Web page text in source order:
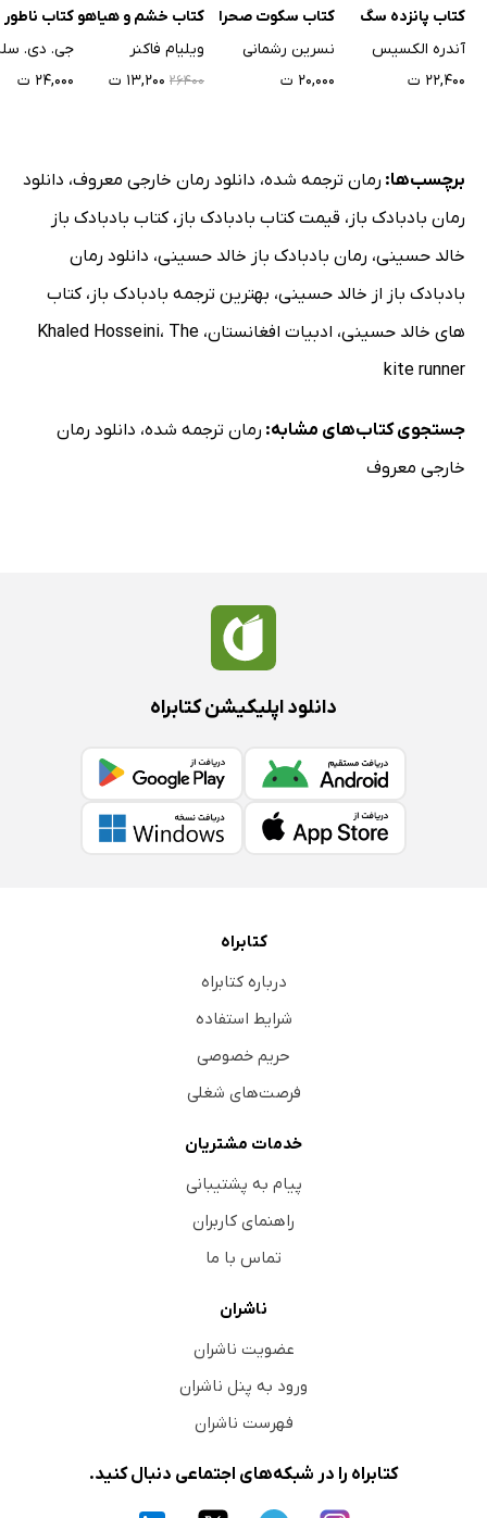
کتاب پانزده سگ
آندره الکسیس
۲۲,۴۰۰ ت
کتاب سکوت صحرا
نسرین رشمانی
۲۰,۰۰۰ ت
کتاب خشم و هیاهو
ویلیام فاکنر
۲۶۴۰۰ ۱۳,۲۰۰ ت
کتاب
جی. دی.
۲۴,۰۰۰ ت
برچسب‌ها: رمان ترجمه شده، دانلود رمان خارجی معروف، دانلود
رمان بادبادک باز ، قیمت کتاب بادبادک باز ،کتاب بادبادک باز
خالد حسینی، رمان بادبادک باز خالد حسینی، دانلود رمان
بادبادک باز از خالد حسینی، بهترین ترجمه بادبادک باز ،کتاب
های خالد حسینی، ادبیات افغانستان، Khaled Hosseini، ‭‭‭‭The
kite runner
جستجوی کتاب‌های مشابه: رمان ترجمه شده، دانلود رمان
خارجی معروف
دانلود اپلیکیشن کتابراه
کتابراه
درباره کتابراه
شرایط استفاده
حریم خصوصی
فرصت‌های شغلی
خدمات مشتریان
پیام به پشتیبانی
راهنمای کاربران
تماس با ما
ناشران
عضویت ناشران
ورود به پنل ناشران
فهرست ناشران
کتابراه را در شبکه‌های اجتماعی دنبال کنید.